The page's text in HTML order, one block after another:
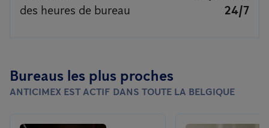
des heures de bureau
24/7
Bureaus les plus proches
ANTICIMEX EST ACTIF DANS TOUTE LA BELGIQUE